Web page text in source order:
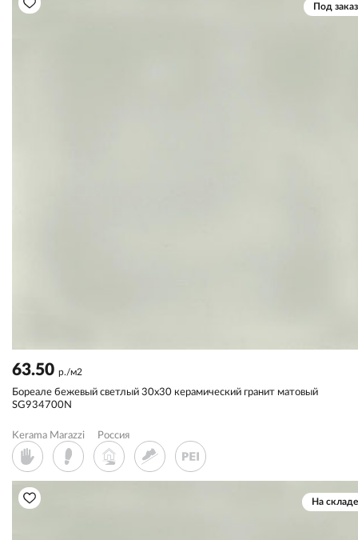
Под заказ
63.50 р./м2
Бореале бежевый светлый 30x30 керамический гранит матовый
SG934700N
Kerama Marazzi Россия
На складе